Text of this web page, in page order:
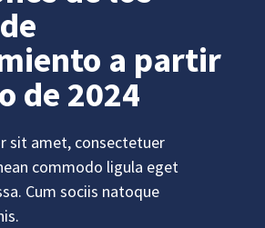
a partir
de 2024
sit amet, consectetuer
commodo ligula eget
Cum sociis natoque